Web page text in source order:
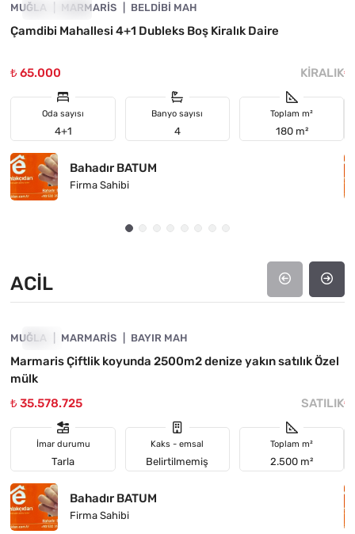
ÖNE ÇIKAN
MUĞLA MARMARIS BELDIBI MAH
Çamdibi Mahallesi 4+1 Dubleks Boş Kiralık Daire
₺ 65.000 KIRALIK
Oda sayısı
4+1
Banyo sayısı
4
Toplam m²
180 m²
Bahadır BATUM
Firma Sahibi
₺
ACIL
ACIL
MUĞLA MARMARIS BAYIR MAH
Marmaris Çiftlik koyunda 2500m2 denize yakın satılık Özel
mülk
₺ 35.578.725
SATILIK
İmar durumu
Tarla
Kaks - emsal
Belirtilmemiş
Toplam m²
2.500 m²
Bahadır BATUM
Firma Sahibi
₺